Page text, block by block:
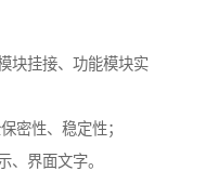
块挂接、功能模块实
密性、稳定性；
、界面文字。